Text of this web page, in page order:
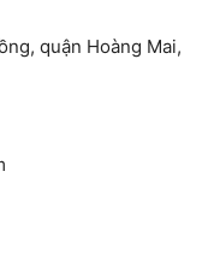
quận Hoàng Mai,